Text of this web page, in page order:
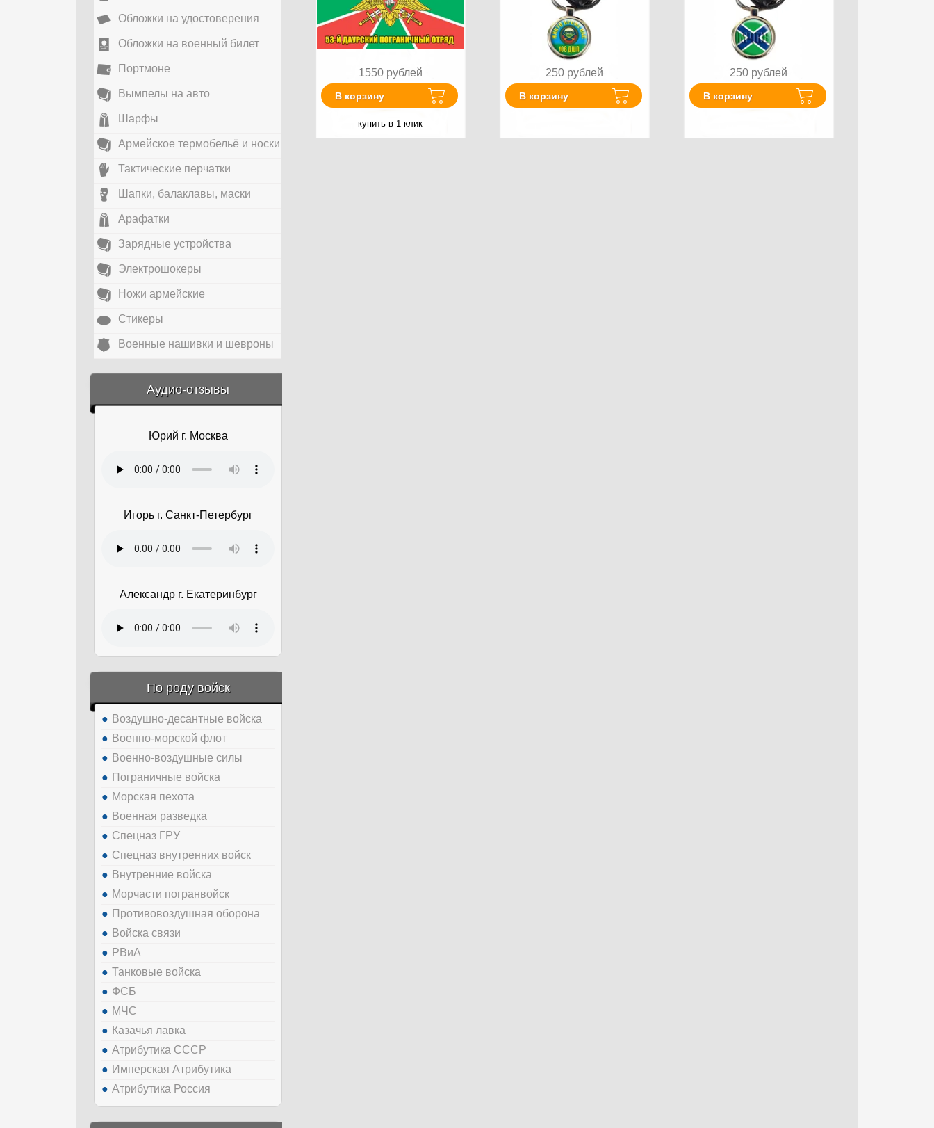
1550 рублей
В корзину
купить в 1 клик
250 рублей
В корзину
250 рублей
В корзину
Обложки на удостоверения
Обложки на военный билет
Портмоне
Вымпелы на авто
Шарфы
Армейское термобельё и носки
Тактические перчатки
Шапки, балаклавы, маски
Арафатки
Зарядные устройства
Электрошокеры
Ножи армейские
Стикеры
Военные нашивки и шевроны
Аудио-отзывы
&amp;nbsp;
Юрий г. Москва
Игорь г. Санкт-Петербург
Александр г. Екатеринбург
По роду войск
Воздушно-десантные войска
Военно-морской флот
Военно-воздушные силы
Пограничные войска
Морская пехота
Военная разведка
Спецназ ГРУ
Спецназ внутренних войск
Внутренние войска
Морчасти погранвойск
Противовоздушная оборона
Войска связи
РВиА
Танковые войска
ФСБ
МЧС
Казачья лавка
Атрибутика СССР
Имперская Атрибутика
Атрибутика Россия